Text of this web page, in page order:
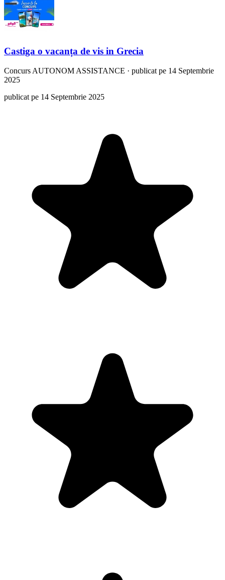
Castiga o vacanța de vis in Grecia
Concurs AUTONOM ASSISTANCE · publicat pe 14 Septembrie
2025
publicat pe 14 Septembrie 2025